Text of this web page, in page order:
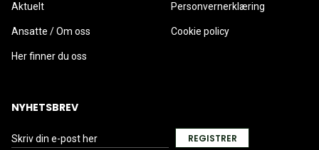
Aktuelt
Ansatte / Om oss
Her finner du oss
Personvernerklæring
Cookie policy
NYHETSBREV
REGISTRER